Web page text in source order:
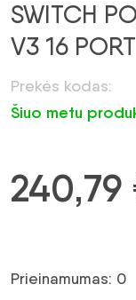
SWITCH
V3 16
Prekės kodas:
Šiuo metu
240,79
Prieinamumas: 0